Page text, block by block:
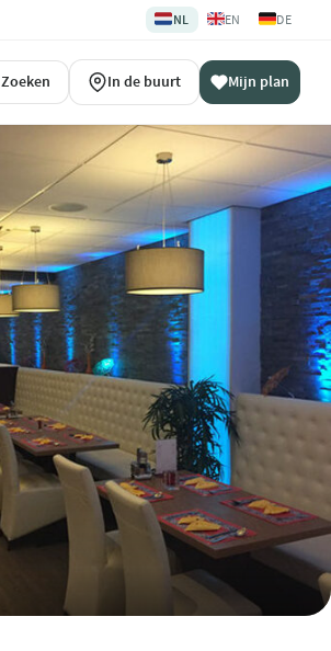
🇳🇱NL 🇬🇧EN 🇩🇪DE
Zoeken In de buurt Mijn plan